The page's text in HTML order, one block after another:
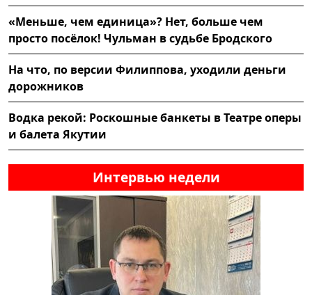
«Меньше, чем единица»? Нет, больше чем
просто посёлок! Чульман в судьбе Бродского
На что, по версии Филиппова, уходили деньги
дорожников
Водка рекой: Роскошные банкеты в Театре оперы
и балета Якутии
Интервью недели